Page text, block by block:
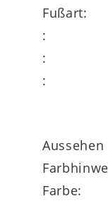
Fußart:
:
:
:
Aussehen
Farbe: